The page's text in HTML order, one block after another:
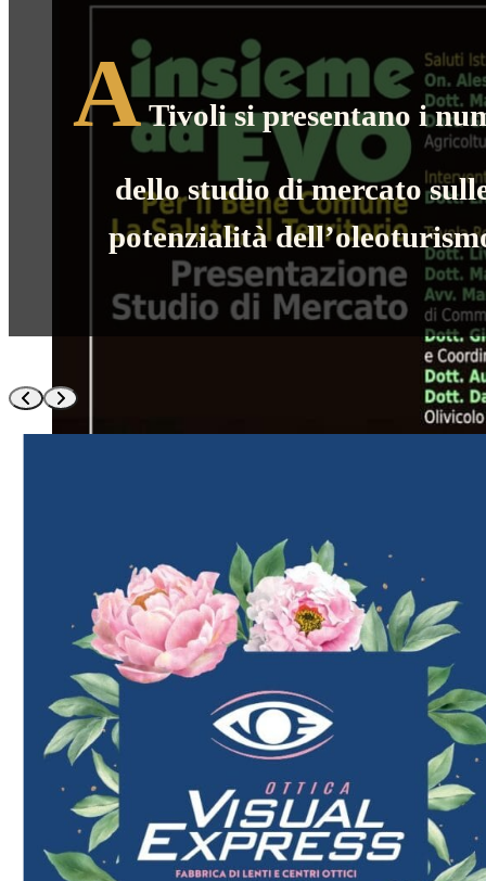
ATivoli si presentano i
dello studio di mercato
potenzialità